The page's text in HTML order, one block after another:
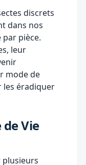
discrets
dans nos
pièce.
leur
mode de
les éradiquer
Vie
plusieurs